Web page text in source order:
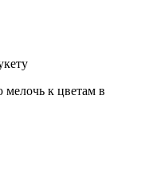
мелочь к цветам в